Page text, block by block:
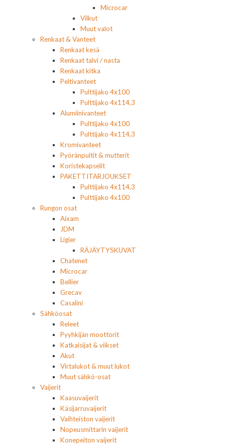
Microcar
Vilkut
Muut valot
Renkaat & Vanteet
Renkaat kesä
Renkaat talvi / nasta
Renkaat kitka
Peltivanteet
Pulttijako 4x100
Pulttijako 4x114,3
Alumiinivanteet
Pulttijako 4x100
Pulttijako 4x114,3
Kromivanteet
Pyöränpultit & mutterit
Koristekapselit
PAKETTITARJOUKSET
Pulttijako 4x114,3
Pulttijako 4x100
Rungon osat
Aixam
JDM
Ligier
RÄJÄYTYSKUVAT
Chatenet
Microcar
Bellier
Grecav
Casalini
Sähköosat
Releet
Pyyhkijän moottorit
Katkaisijat & viikset
Akut
Virtalukot & muut lukot
Muut sähkö-osat
Vaijerit
Kaasuvaijerit
Käsijarruvaijerit
Vaihteiston vaijerit
Nopeusmittarin vaijerit
Konepeiton vaijerit